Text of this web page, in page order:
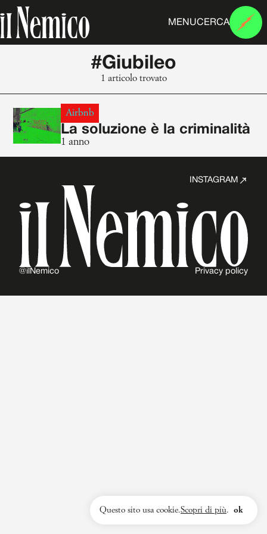
MENUCERCA
#Giubileo
1 articolo trovato
Airbnb
La soluzione è la criminalità
1 anno
INSTAGRAM
@ilNemico Privacy policy
Questo sito usa cookie.Scopri di più. ok